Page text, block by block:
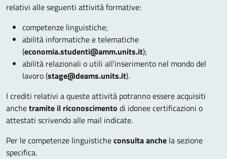
relativi alle seguenti attività formative:
competenze linguistiche;
abilità informatiche e telematiche
(economia.studenti@amm.units.it);
abilità relazionali o utili all’inserimento nel mondo del
lavoro (stage@deams.units.it).
I crediti relativi a queste attività potranno essere acquisiti
anchetramite il riconoscimento di idonee certificazioni o
attestati scrivendo alle mail indicate.
Per le competenze linguisticheconsulta anche la sezione
specifica.